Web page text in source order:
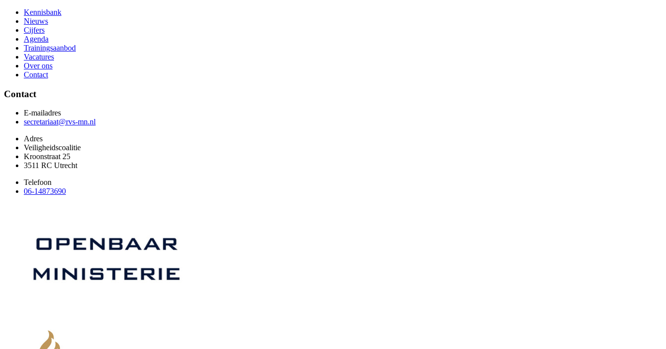
Kennisbank
Nieuws
Cijfers
Agenda
Trainingsaanbod
Vacatures
Over ons
Contact
Contact
E-mailadres
secretariaat@rvs-mn.nl
Adres
Veiligheidscoalitie
Kroonstraat 25
3511 RC Utrecht
Telefoon
06-14873690